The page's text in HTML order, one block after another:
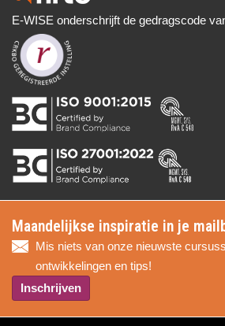
E-WISE onderschrijft de gedragscode
Maandelijkse inspiratie in je
Mis niets van onze nieuwste
ontwikkelingen en tips!
Inschrijven